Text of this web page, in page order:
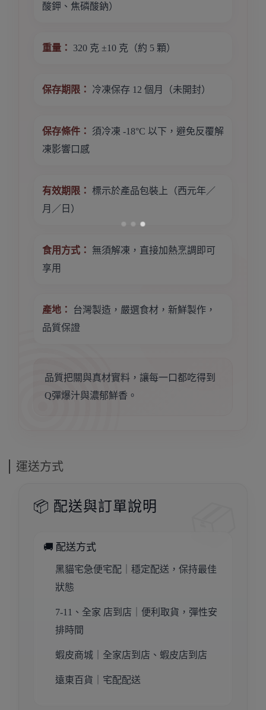
酸鉀、焦磷酸鈉）
重量： 320 克 ±10 克（約 5 顆）
保存期限： 冷凍保存 12 個月（未開封）
保存條件：
須冷凍 -18°C 以下，避免反覆解
凍影響口感
有效期限： 標示於產品包裝上（西元年／
月／日）
食用方式：
無須解凍，直接加熱烹調即可
享用
產地：
台灣製造，嚴選食材，新鮮製作，
品質保證
品質把關與真材實料，讓每一口都吃得到
Q彈爆汁與濃郁鮮香。
運送方式
📦 配送與訂單說明
🚚 配送方式
黑貓宅急便宅配｜穩定配送，保持最佳
狀態
7-11、全家 店到店｜便利取貨，彈性安
排時間
蝦皮商城｜全家店到店、蝦皮店到店
遠東百貨｜宅配配送